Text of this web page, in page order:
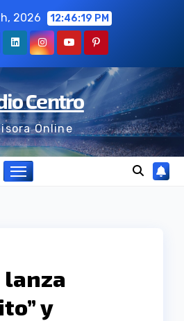
2026 12:46:20 PM
Centro
Online
lanza
y